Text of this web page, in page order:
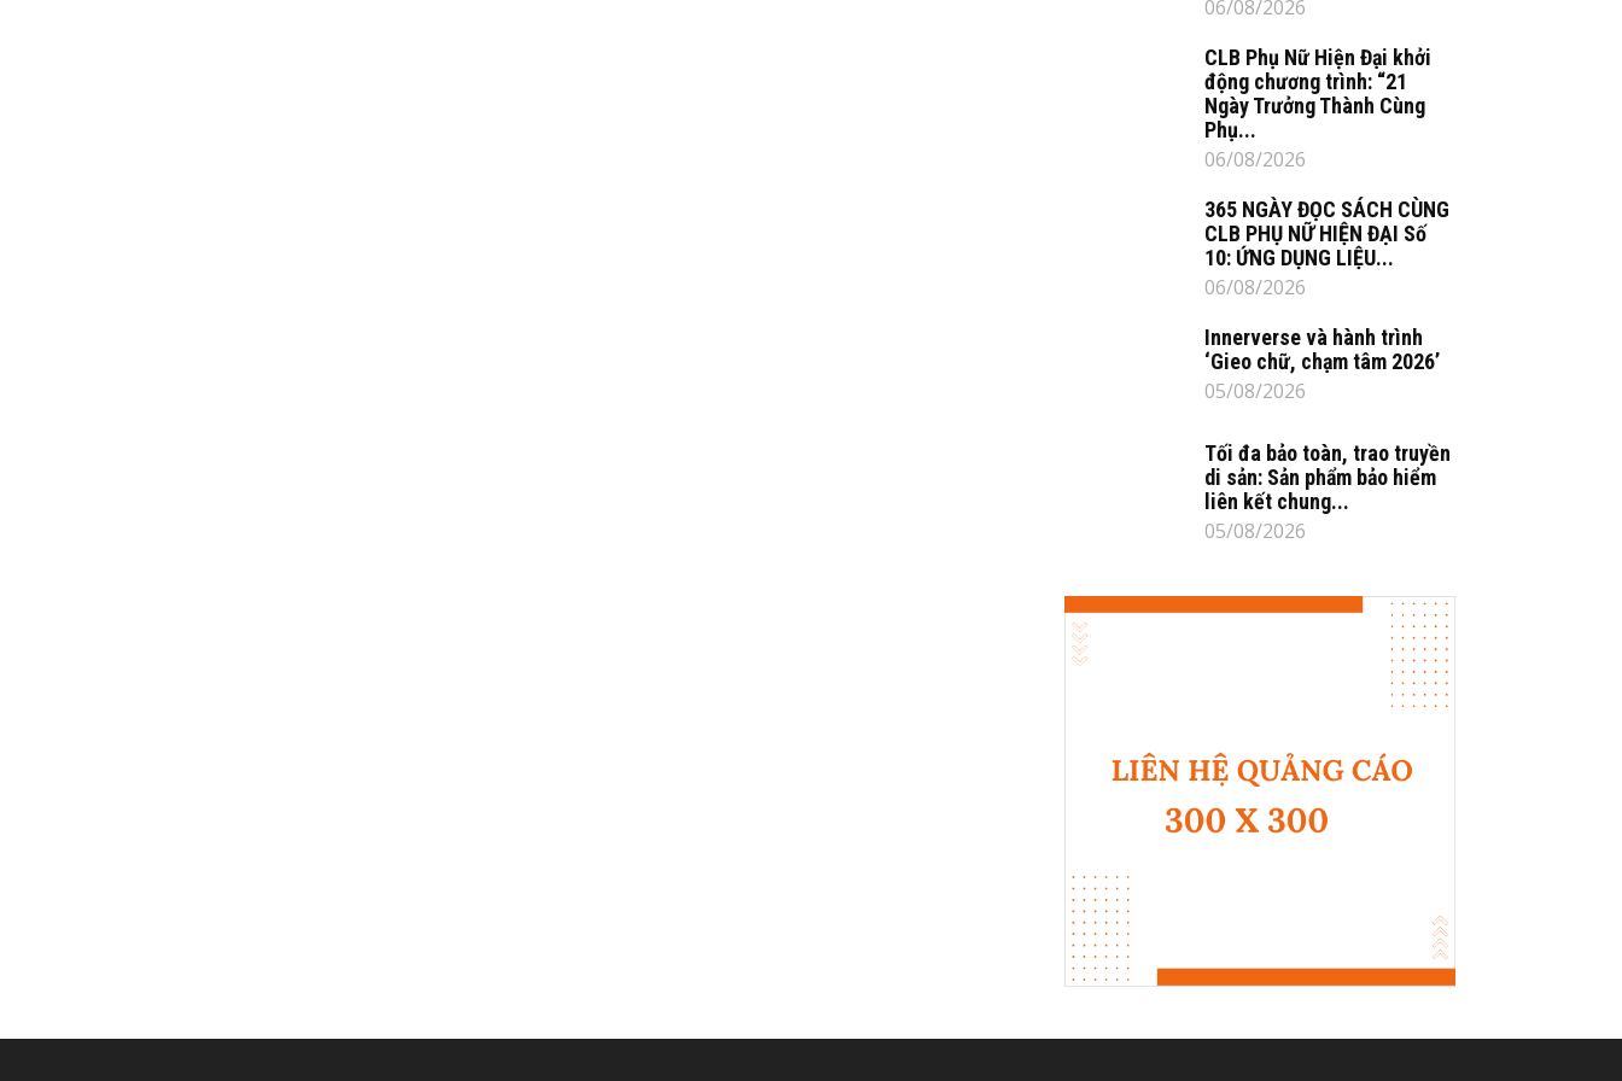
06/08/2026
CLB Phụ Nữ Hiện Đại khởi
động chương trình: “21
Ngày Trưởng Thành Cùng
Phụ...
06/08/2026
365 NGÀY ĐỌC SÁCH CÙNG
CLB PHỤ NỮ HIỆN ĐẠI Số
10: ỨNG DỤNG LIỆU...
06/08/2026
Innerverse và hành trình
‘Gieo chữ, chạm tâm 2026’
05/08/2026
Tối đa bảo toàn, trao truyền
di sản: Sản phẩm bảo hiểm
liên kết chung...
05/08/2026